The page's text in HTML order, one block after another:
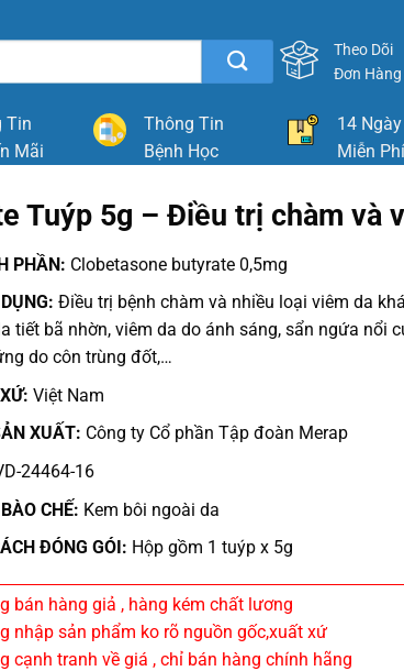
Theo Dõi
Đơn Hàng
Tin
Mãi
Thông Tin
Bệnh Học
14
Miễn
Tuýp 5g – Điều trị chàm và
PHẦN: Clobetasone butyrate 0,5mg
Điều trị bệnh chàm và nhiều loại viêm da
tiết bã nhờn, viêm da do ánh sáng, sẩn ngứa nổi
do côn trùng đốt,…
Việt Nam
XUẤT: Công ty Cổ phần Tập đoàn Merap
24464-16
CHẾ: Kem bôi ngoài da
ĐÓNG GÓI: Hộp gồm 1 tuýp x 5g
bán hàng giả , hàng kém chất lương
nhập sản phẩm ko rõ nguồn gốc,xuất xứ
cạnh tranh về giá , chỉ bán hàng chính hãng